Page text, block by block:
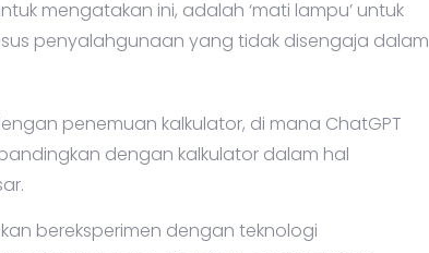
mengatakan ini, adalah ‘mati lampu’ untuk
penyalahgunaan yang tidak disengaja dalam
penemuan kalkulator, di mana ChatGPT
dengan kalkulator dalam hal
bereksperimen dengan teknologi